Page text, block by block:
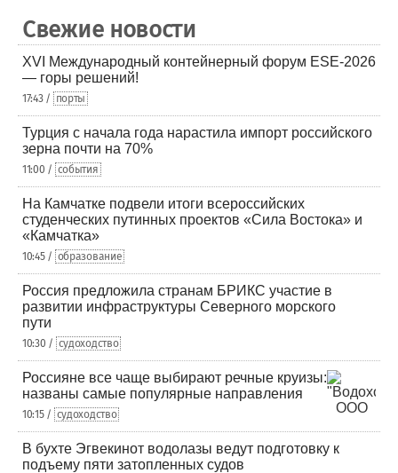
Свежие новости
XVI Международный контейнерный форум ESE-2026
— горы решений!
17:43 / порты
Турция с начала года нарастила импорт российского
зерна почти на 70%
11:00 / события
На Камчатке подвели итоги всероссийских
студенческих путинных проектов «Сила Востока» и
«Камчатка»
10:45 / образование
Россия предложила странам БРИКС участие в
развитии инфраструктуры Северного морского
пути
10:30 / судоходство
Россияне все чаще выбирают речные круизы:
названы самые популярные направления
10:15 / судоходство
В бухте Эгвекинот водолазы ведут подготовку к
подъему пяти затопленных судов